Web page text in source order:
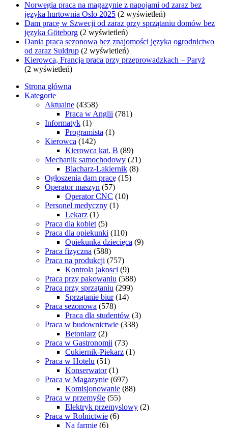
Norwegia praca na magazynie z napojami od zaraz bez
języka hurtownia Oslo 2025 (2 wyświetleń)
Dam pracę w Szwecji od zaraz przy sprzątaniu domów bez
języka Göteborg (2 wyświetleń)
Dania praca sezonowa bez znajomości języka ogrodnictwo
od zaraz Suldrup (2 wyświetleń)
Kierowca, Francja praca przy przeprowadzkach – Paryż
(2 wyświetleń)
Strona główna
Kategorie
Aktualne (4358)
Praca w Anglii (781)
Informatyk (1)
Programista (1)
Kierowca (142)
Kierowca kat. B (89)
Mechanik samochodowy (21)
Blacharz-Lakiernik (8)
Ogłoszenia dam pracę (15)
Operator maszyn (57)
Operator CNC (10)
Personel medyczny (1)
Lekarz (1)
Praca dla kobiet (5)
Praca dla opiekunki (110)
Opiekunka dziecięca (9)
Praca fizyczna (588)
Praca na produkcji (757)
Kontrola jakosci (9)
Praca przy pakowaniu (588)
Praca przy sprzątaniu (299)
Sprzątanie biur (14)
Praca sezonowa (578)
Praca dla studentów (3)
Praca w budownictwie (338)
Betoniarz (2)
Praca w Gastronomii (73)
Cukiernik-Piekarz (1)
Praca w Hotelu (51)
Konserwator (1)
Praca w Magazynie (697)
Komisjonowanie (88)
Praca w przemyśle (55)
Elektryk przemyslowy (2)
Praca w Rolnictwie (6)
Na farmie (6)